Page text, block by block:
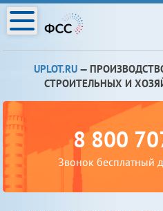
UPLOT.RU —
СТРОИТЕЛЬНЫХ И
8 800
Звонок бесплатный